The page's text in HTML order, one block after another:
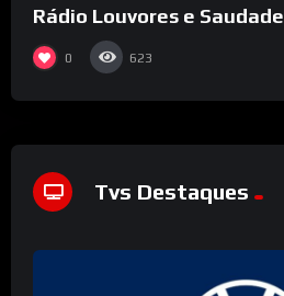
Rádio Louvores e Saudade
0 623
Tvs Destaques